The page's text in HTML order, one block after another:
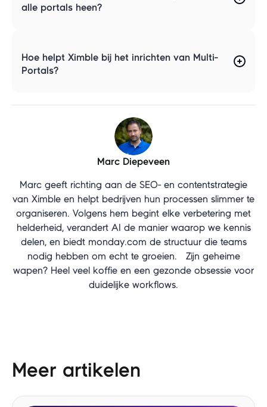
alle portals heen?
Hoe helpt Ximble bij het inrichten van Multi-
Portals?
Marc Diepeveen
Marc geeft richting aan de SEO- en contentstrategie
van Ximble en helpt bedrijven hun processen slimmer te
organiseren. Volgens hem begint elke verbetering met
helderheid, verandert AI de manier waarop we kennis
delen, en biedt monday.com de structuur die teams
nodig hebben om echt te groeien. Zijn geheime
wapen? Heel veel koffie en een gezonde obsessie voor
duidelijke workflows.
Meer artikelen